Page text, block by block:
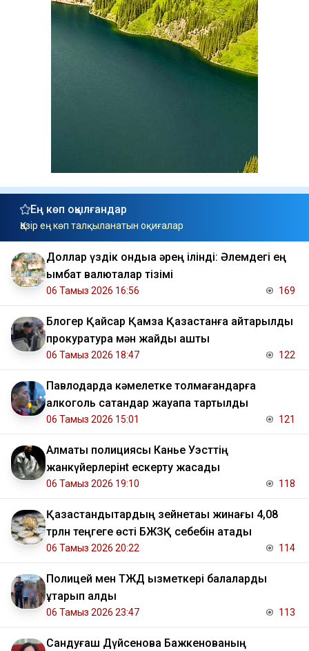
Ең көп оқылғандар
Қазір ең көп талқыланатын оқиғалар
Доллар үздік ондыққа әрең ілінді: Әлемдегі ең
қымбат валюталар тізімі
06 Тамыз 2026 16:56 169
Блогер Қайсар Қамза Қазақстанға қайтарылды
прокуратура мән жайды ашты
06 Тамыз 2026 18:47 122
Павлодарда кәмелетке толмағандарға
алкоголь сатқандар жауапқа тартылды
06 Тамыз 2026 15:01 121
Алматы полициясы Канье Уэсттің
жанкүйерлерінt ескерту жасады
06 Тамыз 2026 19:10 118
Қазақстандықтардың зейнетақы жинағы 4,08
трлн теңгеге өсті БЖЗҚ себебін атады
06 Тамыз 2026 20:22 114
Полицей мен ТЖД қызметкері балаларды
құтқарып қалды
06 Тамыз 2026 23:47 113
Сандуғаш Дүйсенова Бажкенованың